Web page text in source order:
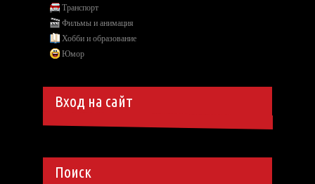
Транспорт
Фильмы и анимация
Хобби и образование
Юмор
Вход на сайт
Поиск